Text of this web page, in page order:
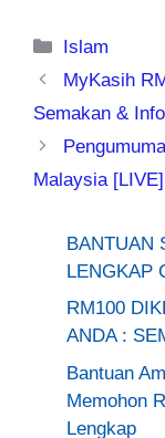
Categories
Islam
MyKasih
Semakan &
Malaysia [LIVE]
BANTUAN
LENGKAP
RM100
ANDA :
Bantuan
Memohon
Lengkap